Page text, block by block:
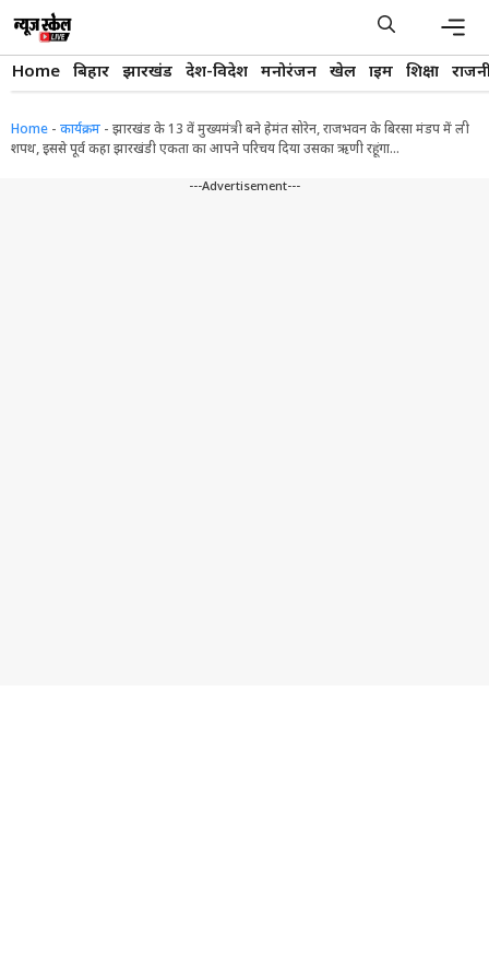
content
Home बिहार झारखंड देश-विदेश मनोरंजन खेल क्राइम शिक्षा
Home - कार्यक्रम - झारखंड के 13 वें मुख्यमंत्री बने हेमंत सोरेन, राजभवन के बिरसा मंडप में ली
शपथ, इससे पूर्व कहा झारखंडी एकता का आपने परिचय दिया उसका ऋणी रहूंगा…
---Advertisement---